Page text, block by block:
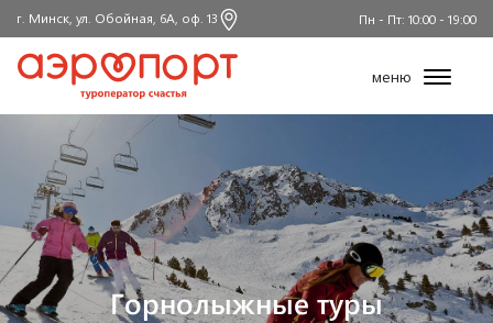
г. Минск, ул. Обойная, 6А, оф. 13 Пн - Пт: 10:00 - 19:00
меню
Горнолыжные туры